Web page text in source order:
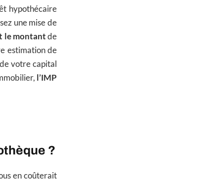
hypothécaire
une mise de
le montant de
estimation de
votre capital
l’IMP
?
en coûterait